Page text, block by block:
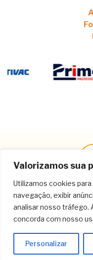
Valorizamos sua
Utilizamos cookies
navegação, exibir
analisar nosso tráfego.
concorda com nosso
Personalizar